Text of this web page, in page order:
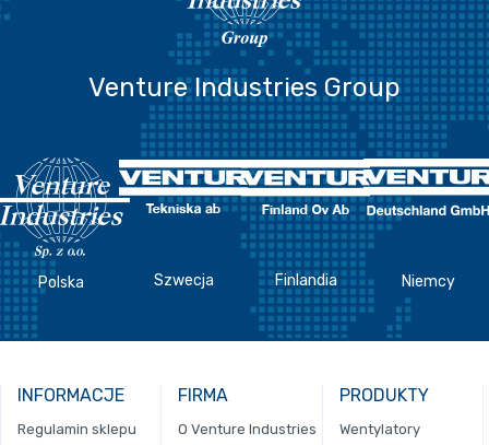
Venture Industries Group
Polska Szwecja Finlandia Niemcy
INFORMACJE
Regulamin sklepu
FIRMA
O Venture Industries
PRODUKTY
Wentylatory